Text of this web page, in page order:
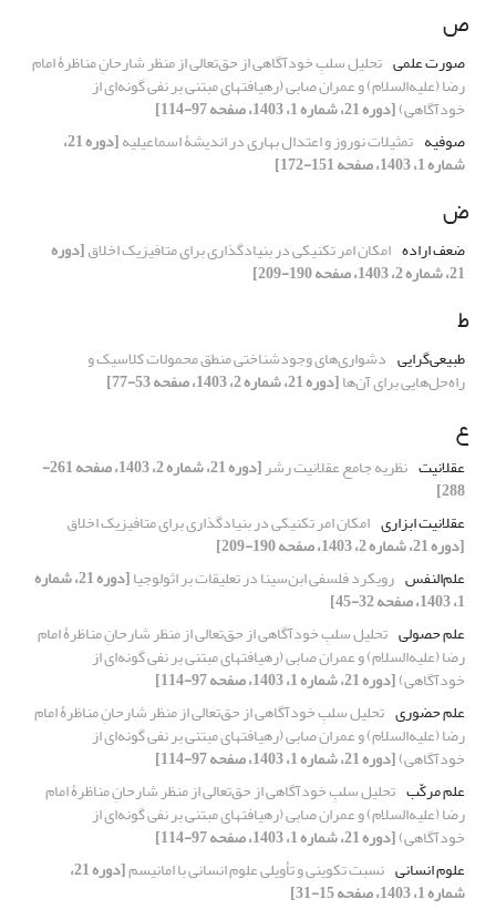
ص
صورت علمی تحلیل سلبِ خودآگاهی از حق‌تعالی از منظر شارحانِ مناظرۀ امام
رضا (علیه‌السلام) و عمران صابی (رهیافتهای مبتنی بر نفی گونه‌ای از
خودآگاهی)[دوره 21، شماره 1، 1403، صفحه 97-114]
صوفیه تمثیلات نوروز و اعتدال بهاری در اندیشۀ اسماعیلیه [دوره 21،
شماره 1، 1403، صفحه 151-172]
ض
ضعف اراده امکان امر تکنیکی در بنیادگذاری برای متافیزیک اخلاق[دوره
21، شماره 2، 1403، صفحه 190-209]
ط
طبیعی‌گرایی دشواری‌های وجودشناختی منطق محمولات کلاسیک و
راه‌حل‌هایی برای آن‌ها[دوره 21، شماره 2، 1403، صفحه 53-77]
ع
عقلانیت نظریه جامع عقلانیت رشر [دوره 21، شماره 2، 1403، صفحه 261-
288]
عقلانیت ابزاری امکان امر تکنیکی در بنیادگذاری برای متافیزیک اخلاق
[دوره 21، شماره 2، 1403، صفحه 190-209]
علم‌النفس رویکرد فلسفی ابن‌سینا در تعلیقات بر اثولوجیا [دوره 21، شماره
1، 1403، صفحه 32-45]
علم حصولی تحلیل سلبِ خودآگاهی از حق‌تعالی از منظر شارحانِ مناظرۀ امام
رضا (علیه‌السلام) و عمران صابی (رهیافتهای مبتنی بر نفی گونه‌ای از
خودآگاهی)[دوره 21، شماره 1، 1403، صفحه 97-114]
علم حضوری تحلیل سلبِ خودآگاهی از حق‌تعالی از منظر شارحانِ مناظرۀ امام
رضا (علیه‌السلام) و عمران صابی (رهیافتهای مبتنی بر نفی گونه‌ای از
خودآگاهی)[دوره 21، شماره 1، 1403، صفحه 97-114]
علم مرکّب تحلیل سلبِ خودآگاهی از حق‌تعالی از منظر شارحانِ مناظرۀ امام
رضا (علیه‌السلام) و عمران صابی (رهیافتهای مبتنی بر نفی گونه‌ای از
خودآگاهی)[دوره 21، شماره 1، 1403، صفحه 97-114]
علوم انسانی نسبت تکوینی و تأویلی علوم انسانی با امانیسم [دوره 21،
شماره 1، 1403، صفحه 15-31]